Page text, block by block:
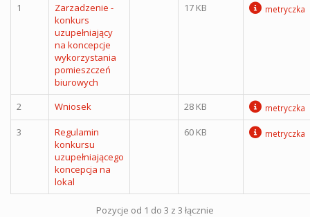
1
Zarzadzenie -
konkurs
uzupełniający
na koncepcje
wykorzystania
pomieszczeń
biurowych
17 KB metryczka
2 Wniosek 28 KB metryczka
3
Regulamin
konkursu
uzupełniającego
koncepcja na
lokal
60 KB metryczka
Pozycje od 1 do 3 z 3 łącznie